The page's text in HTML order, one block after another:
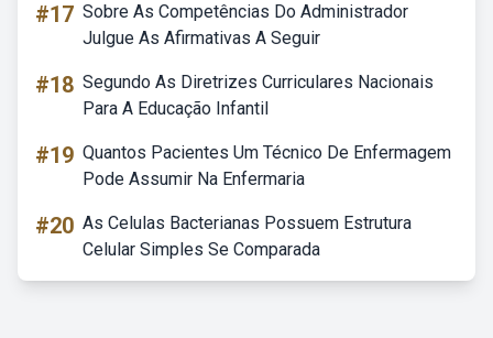
#17 Sobre As Competências Do Administrador
Julgue As Afirmativas A Seguir
#18 Segundo As Diretrizes Curriculares Nacionais
Para A Educação Infantil
#19 Quantos Pacientes Um Técnico De Enfermagem
Pode Assumir Na Enfermaria
#20 As Celulas Bacterianas Possuem Estrutura
Celular Simples Se Comparada